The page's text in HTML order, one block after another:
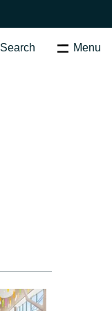
Search Menu